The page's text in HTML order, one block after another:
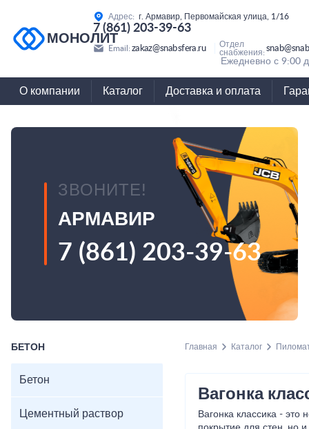
МОНОЛИТ
Адрес: г. Армавир, Первомайская улица, 1/16
7 (861) 203-39-63
Email: zakaz@snabsfera.ru
Отдел
снабжения:
Ежедневно с 9:00
О компании Каталог Доставка и оплата
ЗВОНИТЕ!
АРМАВИР
7 (861) 203-39-63
БЕТОН
Бетон
Цементный раствор
Главная Каталог
Вагонка
Вагонка классика - это